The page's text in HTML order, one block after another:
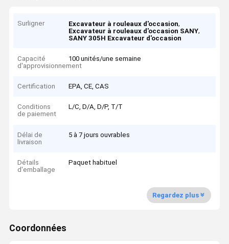
Surligner Excavateur à rouleaux d'occasion,
Excavateur à rouleaux d'occasion SANY,
SANY 305H Excavateur d'occasion
Capacité
d'approvisionnement
100 unités/une semaine
Certification EPA, CE, CAS
Conditions
de paiement
L/C, D/A, D/P, T/T
Délai de
livraison
5 à 7 jours ouvrables
Détails
d'emballage
Paquet habituel
Regardez plus
Coordonnées